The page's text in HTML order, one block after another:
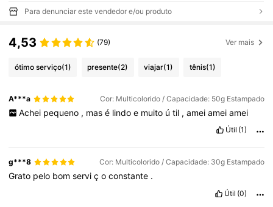
Para denunciar este vendedor e/ou produto
4,53 (79) Ver mais
ótimo serviço(1) presente(2) viajar(1) tênis(1)
A***a Cor: Multicolorido / Capacidade: 50g Estampado
Achei pequeno , mas é lindo e muito ú til , amei amei amei
Útil (1)
g***8 Cor: Multicolorido / Capacidade: 30g Estampado
Grato pelo bomserviçoconstante .
Útil (0)